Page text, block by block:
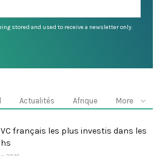
stored and used to receive a newsletter only.
Actualités Afrique More
VC français les plus investis dans les